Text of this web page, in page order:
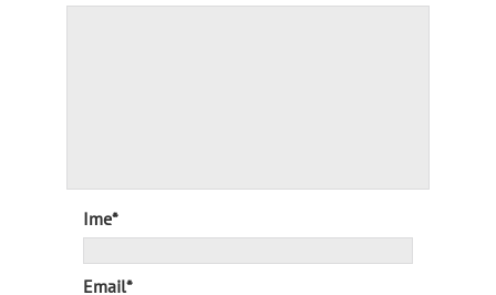
Ime*
Email*